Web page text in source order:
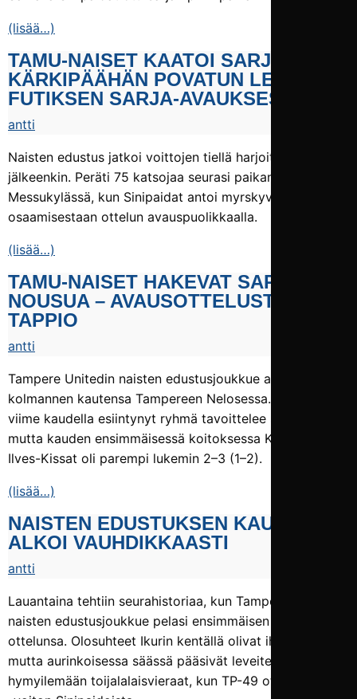
(lisää…)
TAMU-NAISET KAATOI SARJAN
KÄRKI­PÄÄHÄN POVATUN LEKI-
FUTIKSEN SARJA-AVAUKSESSA
antti
Naisten edustus jatkoi voittojen tiellä harjoitusotteluiden
jälkeenkin. Peräti 75 katsojaa seurasi paikan päällä
Messukylässä, kun Sinipaidat antoi myrskyvaroituksen
osaamisestaan ottelun avauspuolikkaalla.
(lisää…)
TAMU-NAISET HAKEVAT SARJA­
NOUSUA – AVAUS­OTTELUSTA
TAPPIO
antti
Tampere Unitedin naisten edustusjoukkue aloittaa
kolmannen kautensa Tampereen Nelosessa. Pirteästi jo
viime kaudella esiintynyt ryhmä tavoittelee sarjanousua,
mutta kauden ensimmäisessä koitoksessa Kaupissa
Ilves-Kissat oli parempi lukemin 2–3 (1–2).
(lisää…)
NAISTEN EDUSTUKSEN KAUSI
ALKOI VAUHDIKKAASTI
antti
Lauantaina tehtiin seurahistoriaa, kun Tampere Unitedin
naisten edustusjoukkue pelasi ensimmäisen virallisen
ottelunsa. Olosuhteet Ikurin kentällä olivat ihanteelliset,
mutta aurinkoisessa säässä pääsivät leveiten
hymyilemään toijalalaisvieraat, kun TP-49 otti 0–2 (0–1)